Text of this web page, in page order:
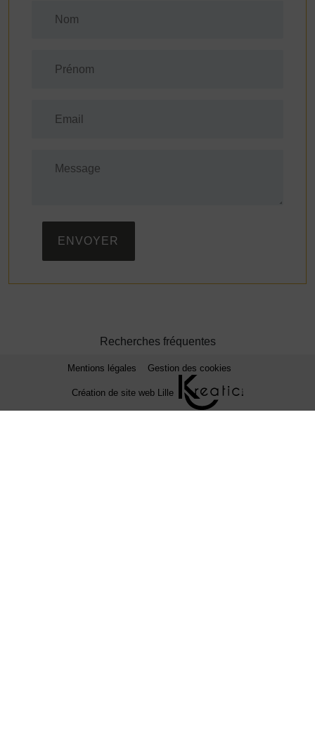
ENVOYER
Recherches fréquentes
Mentions légales Gestion des cookies
Création de site web Lille